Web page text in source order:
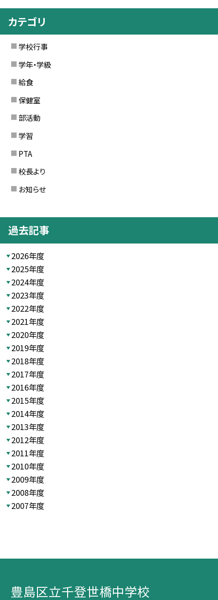
カテゴリ
学校行事
学年・学級
給食
保健室
部活動
学習
PTA
校長より
お知らせ
過去記事
2026年度
2025年度
2024年度
2023年度
2022年度
2021年度
2020年度
2019年度
2018年度
2017年度
2016年度
2015年度
2014年度
2013年度
2012年度
2011年度
2010年度
2009年度
2008年度
2007年度
豊島区立千登世橋中学校